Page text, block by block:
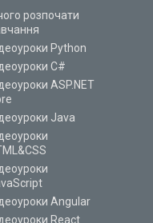
розпочати
Python
C#
ASP.NET
Java
Angular
React